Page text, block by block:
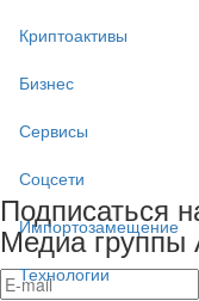
Криптоактивы
Бизнес
Сервисы
Соцсети
Импортозамещение
Технологии
Подписаться
Медиа группы